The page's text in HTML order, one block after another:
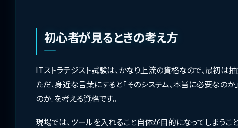
初心者が見るときの考え方
ITストラテジスト試験は、かなり上流の資格なので、最初は抽
ただ、身近な言葉にすると「そのシステム、本当に必要なの
のか」を考える資格です。
現場では、ツールを入れること自体が目的になってしまうこ